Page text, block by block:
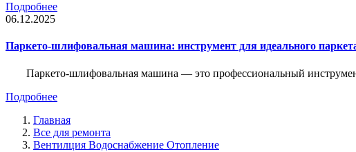
Подробнее
06.12.2025
Паркето-шлифовальная машина: инструмент для идеального
Паркето-шлифовальная машина — это профессиональный
Подробнее
Главная
Все для ремонта
Вентилция Водоснабжение Отопление